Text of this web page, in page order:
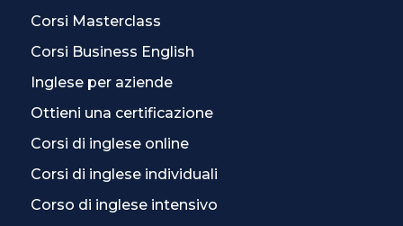
Corsi Masterclass
Corsi Business English
Inglese per aziende
Ottieni una certificazione
Corsi di inglese online
Corsi di inglese individuali
Corso di inglese intensivo